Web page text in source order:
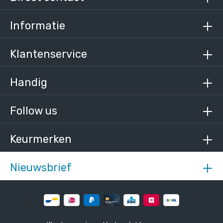
Nieuwsbrief
Follow us
Keurmerken
Informatie
Klantenservice
Handig